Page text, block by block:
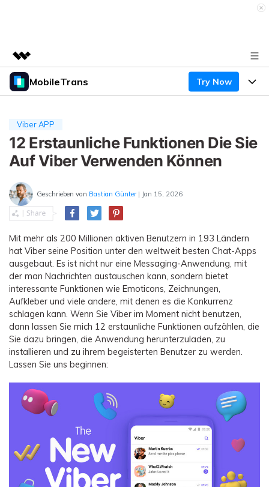
Top-Produkte
Dienstprogramme
Überblick
Lösungen
Über uns
Shop
Support
MobileTrans Try Now
Desktop
Mobile
Funktionen
Funktionen
Lösungen
Handydatenübertragung
Handy-Backup & Wiederherstellung
WhatsApp Manager
Übertragung anderer Apps
WEITERE THEMEN ERKUNDEN
Preise
Preise für Mac
Preise für die App
Geschäftsplan
Bildungsplan
Lernen & Unterstützung
Wettbewerbe & Events
Lernen
Hilfe erhalten
Suche
Herunterladen
Viber APP
12 Erstaunliche Funktionen Die Sie
Auf Viber Verwenden Können
Geschrieben von Bastian Günter | Jan 15, 2026
Mit mehr als 200 Millionen aktiven Benutzern in 193 Ländern
hat Viber seine Position unter den weltweit besten Chat-Apps
ausgebaut. Es ist nicht nur eine Messaging-Anwendung, mit
der man Nachrichten austauschen kann, sondern bietet
interessante Funktionen wie Emoticons, Zeichnungen,
Aufkleber und viele andere, mit denen es die Konkurrenz
schlagen kann. Wenn Sie Viber im Moment nicht benutzen,
dann lassen Sie mich 12 erstaunliche Funktionen aufzählen, die
Sie dazu bringen, die Anwendung herunterzuladen, zu
installieren und zu ihrem begeisterten Benutzer zu werden.
Lassen Sie uns beginnen: